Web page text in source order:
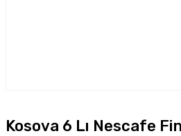
Kosova 6 Lı Nescafe